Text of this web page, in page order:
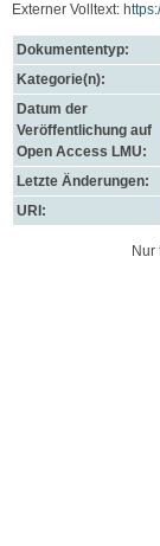
Externer Volltext:
Dokumententyp:
Kategorie(n):
Datum der
Veröffentlichung auf
Open Access LMU:
Letzte Änderungen:
URI:
Nur